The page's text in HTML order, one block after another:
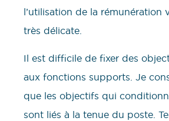
l’utilisation de la rémunération
très délicate.
Il est difficile de fixer des
aux fonctions supports. Je
que les objectifs qui
sont liés à la tenue du poste.